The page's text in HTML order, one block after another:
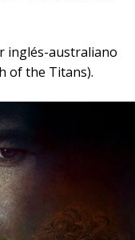
inglés-australiano
of the Titans).